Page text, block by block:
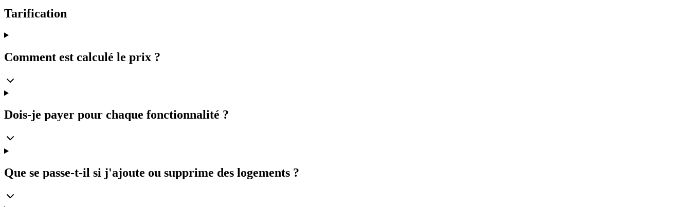
Tarification
Comment est calculé le prix ?
Dois-je payer pour chaque fonctionnalité ?
Que se passe-t-il si j'ajoute ou supprime des logements ?